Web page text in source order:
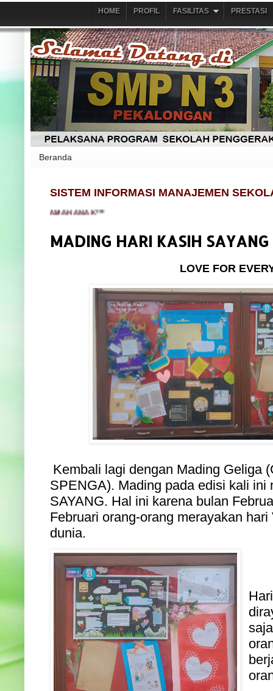
HOME PROFIL FASILITAS PRESTASI
Beranda
SISTEM INFORMASI MANAJEMEN
RAMAH ANAK***
MADING HARI KASIH SAYANG
LOVE FOR
Kembali lagi dengan Mading Geliga
SPENGA). Mading pada edisi kali ini
SAYANG. Hal ini karena bulan
Februari orang-orang merayakan
dunia.